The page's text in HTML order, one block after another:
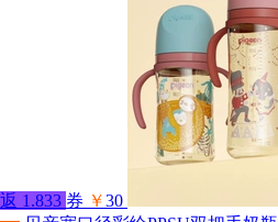
返 1.833 券 ￥30